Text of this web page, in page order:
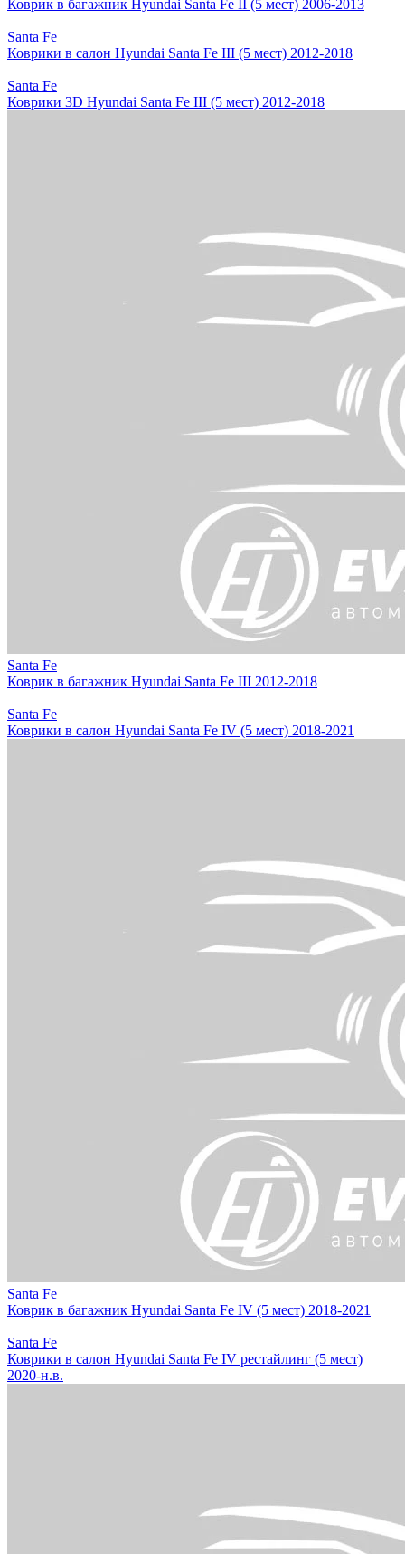
Коврик в багажник Hyundai Santa Fe II (5 мест) 2006-2013
Santa Fe
Коврики в салон Hyundai Santa Fe III (5 мест) 2012-2018
Santa Fe
Коврики 3D Hyundai Santa Fe III (5 мест) 2012-2018
Santa Fe
Коврик в багажник Hyundai Santa Fe III 2012-2018
Santa Fe
Коврики в салон Hyundai Santa Fe IV (5 мест) 2018-2021
Santa Fe
Коврик в багажник Hyundai Santa Fe IV (5 мест) 2018-2021
Santa Fe
Коврики в салон Hyundai Santa Fe IV рестайлинг (5 мест)
2020-н.в.